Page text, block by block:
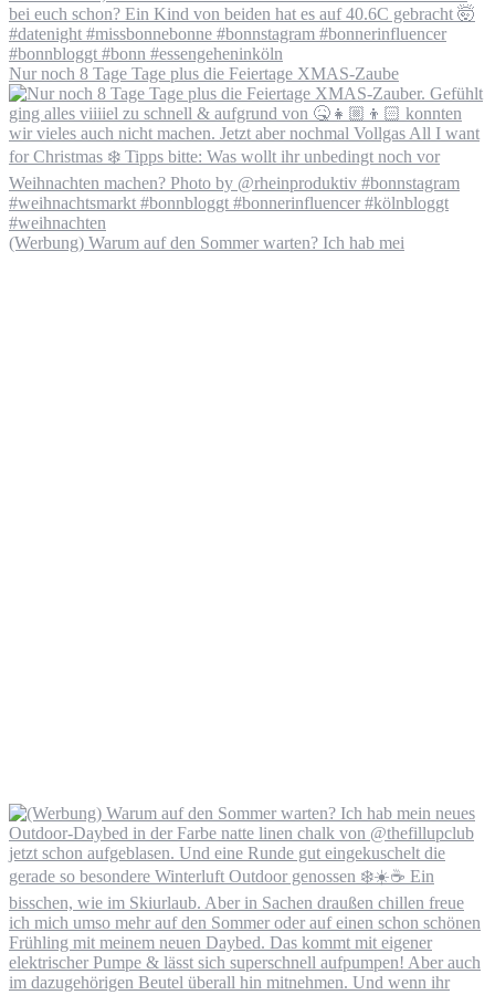
Nur noch 8 Tage Tage plus die Feiertage XMAS-Zaube
(Werbung) Warum auf den Sommer warten? Ich hab mei